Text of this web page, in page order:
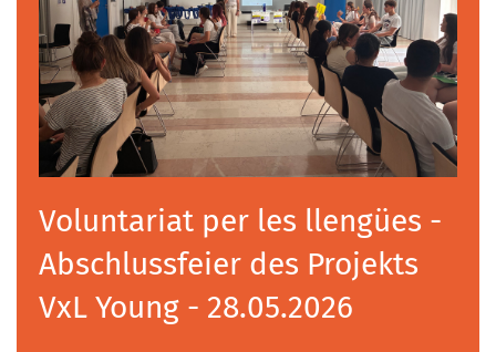
Voluntariat per les llengües -
Abschlussfeier des Projekts
VxL Young - 28.05.2026